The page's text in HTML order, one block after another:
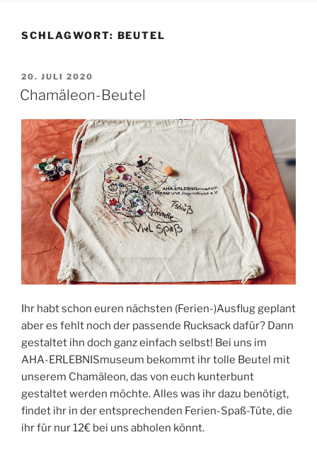
SCHLAGWORT: BEUTEL
VERÖFFENTLICHT
AM
20. JULI 2020
Chamäleon-Beutel
Ihr habt schon euren nächsten (Ferien-)Ausflug geplant
aber es fehlt noch der passende Rucksack dafür? Dann
gestaltet ihn doch ganz einfach selbst! Bei uns im
AHA-ERLEBNISmuseum bekommt ihr tolle Beutel mit
unserem Chamäleon, das von euch kunterbunt
gestaltet werden möchte. Alles was ihr dazu benötigt,
findet ihr in der entsprechenden Ferien-Spaß-Tüte, die
ihr für nur 12€ bei uns abholen könnt.